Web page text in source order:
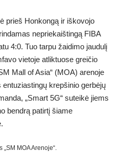
prieš Honkongą ir iškovojo
nepriekaištingą FIBA
4:0. Tuo tarpu žaidimo jaudulį
vietoje atliktuose greičio
Mall of Asia“ (MOA) arenoje
krepšinio gerbėjų
„Smart 5G“ suteikė jiems
bendrą patirtį šiame
MOA Arenoje“.